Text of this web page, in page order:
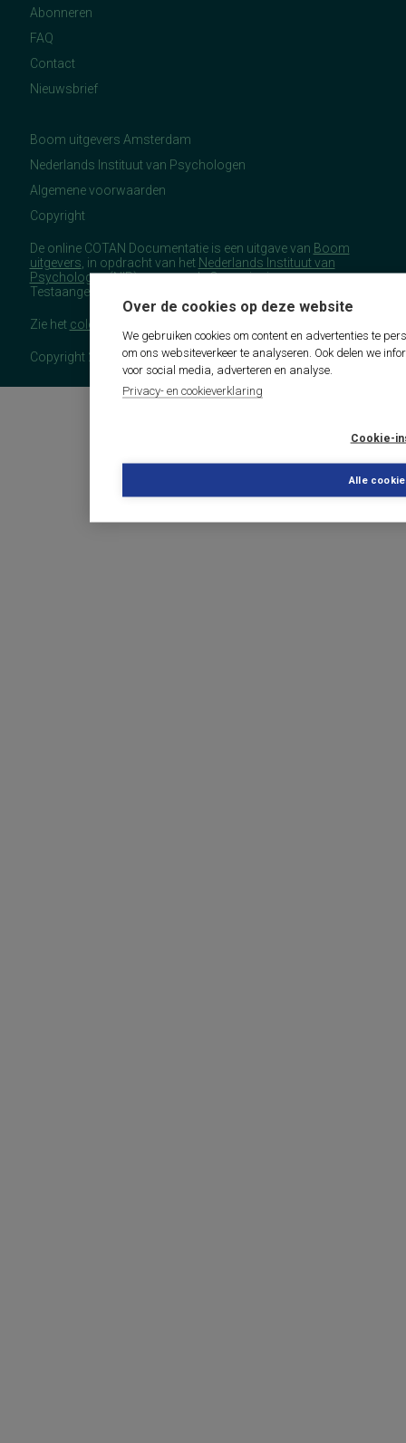
Over de cookies op deze website
We gebruiken cookies om content en advertenties te
om ons websiteverkeer te analyseren. Ook delen we
voor social media, adverteren en analyse.
Privacy- en cookieverklaring
Cookie-
Alle
Abonneren
FAQ
Contact
Nieuwsbrief
Boom uitgevers Amsterdam
Nederlands Instituut van Psychologen
Algemene voorwaarden
Copyright
De online COTAN Documentatie is een uitgave van Boom
uitgevers , in opdracht van het Nederlands Instituut van
Psychologen(NIP), namens de Commissie
Testaangelegenheden Nederland (COTAN).
Zie het colofon
Copyright 2026 - COTAN Documentatie